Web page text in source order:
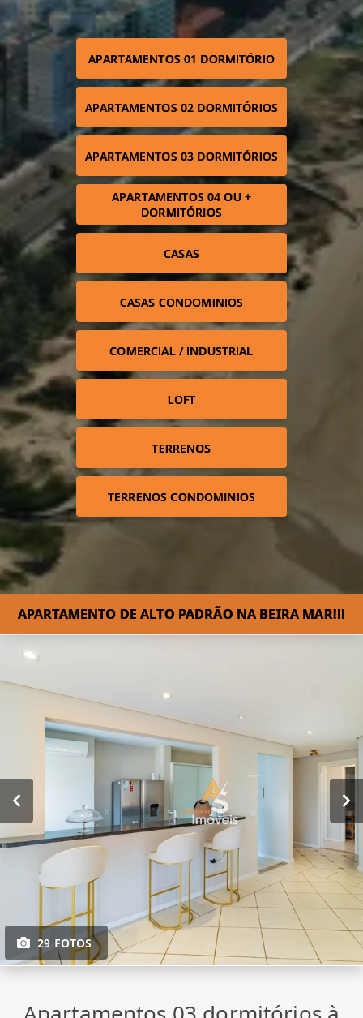
APARTAMENTOS 01 DORMITÓRIO
APARTAMENTOS 02 DORMITÓRIOS
APARTAMENTOS 03 DORMITÓRIOS
APARTAMENTOS 04 OU +
DORMITÓRIOS
CASAS
CASAS CONDOMINIOS
COMERCIAL / INDUSTRIAL
LOFT
TERRENOS
TERRENOS CONDOMINIOS
APARTAMENTO DE ALTO PADRÃO NA BEIRA MAR!!!
29 FOTOS